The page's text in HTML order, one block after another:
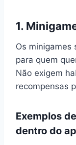
1.
Os minigames
para quem
Não exigem
recompensas
Exemplos
dentro do